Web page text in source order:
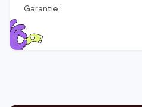
Garantie :